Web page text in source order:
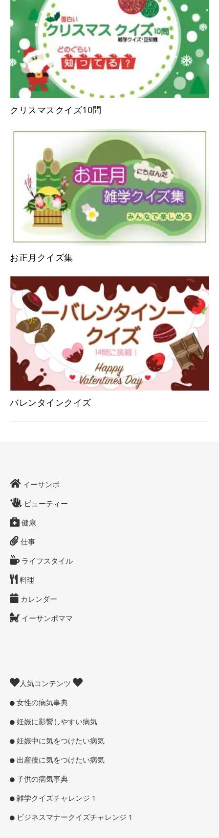
クリスマスクイズ10問
お正月クイズ集
バレンタインクイズ
イーサンポ
ビューティー
健康
仕事
ライフスタイル
料理
カレンダー
イーサンポママ
人気コンテンツ
女性の病気事典
妊娠に影響しやすい病気
妊娠中に気をつけたい病気
出産後に気をつけたい病気
子供の病気事典
雑学クイズチャレンジ 1
ビジネスマナークイズチャレンジ 1